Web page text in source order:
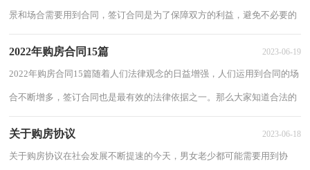
景和场合需要用到合同，签订合同是为了保障双方的利益，避免不必要的
2022年购房合同15篇 2023-06-19
2022年购房合同15篇随着人们法律观念的日益增强，人们运用到合同的场
合不断增多，签订合同也是最有效的法律依据之一。那么大家知道合法的
关于购房协议 2023-06-18
关于购房协议在社会发展不断提速的今天，男女老少都可能需要用到协